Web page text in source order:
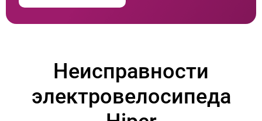
Неисправности
электровелосипеда